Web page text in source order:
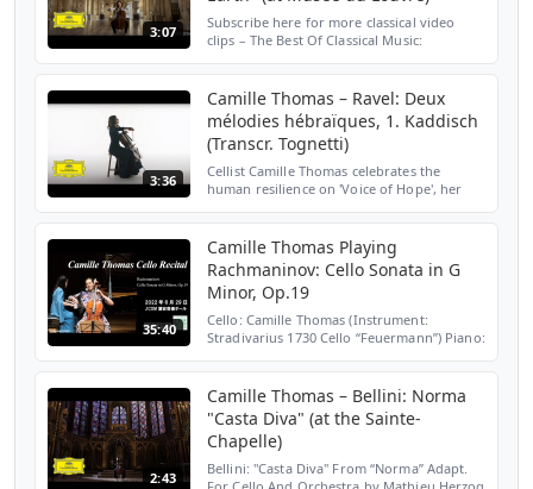
3:07
Subscribe here for more classical video
clips – The Best Of Classical Music:
Aeneas” Arr. for Ce...
3:36
Camille Thomas – Ravel: Deux
mélodies hébraïques, 1. Kaddisch
(Transcr. Tognetti)
Cellist Camille Thomas celebrates the
human resilience on 'Voice of Hope', her
move people thr...
35:40
Camille Thomas Playing
Rachmaninov: Cello Sonata in G
Minor, Op.19
Cello: Camille Thomas (Instrument:
Stradivarius 1730 Cello “Feuermann”) Piano:
Rachmaninov（1873-1943）: Cello Sonata in
G Minor...
2:43
Camille Thomas – Bellini: Norma
"Casta Diva" (at the Sainte-
Chapelle)
Bellini: "Casta Diva" From “Norma” Adapt.